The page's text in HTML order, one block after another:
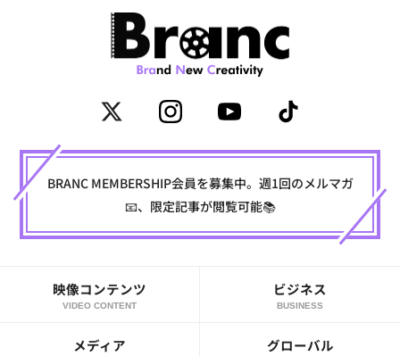
BRANC MEMBERSHIP会員を募集中。週1回のメルマガ
📧、限定記事が閲覧可能📚
映像コンテンツ
VIDEO CONTENT
ビジネス
BUSINESS
メディア グローバル